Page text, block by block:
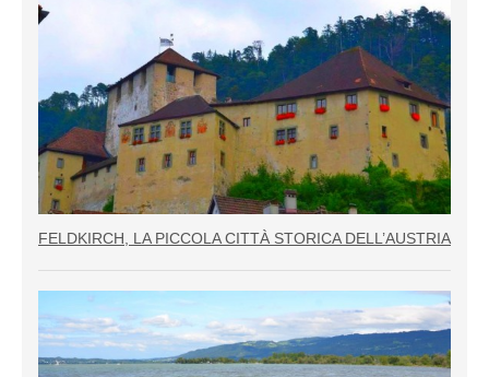
FELDKIRCH, LA PICCOLA CITTÀ STORICA DELL’AUSTRIA